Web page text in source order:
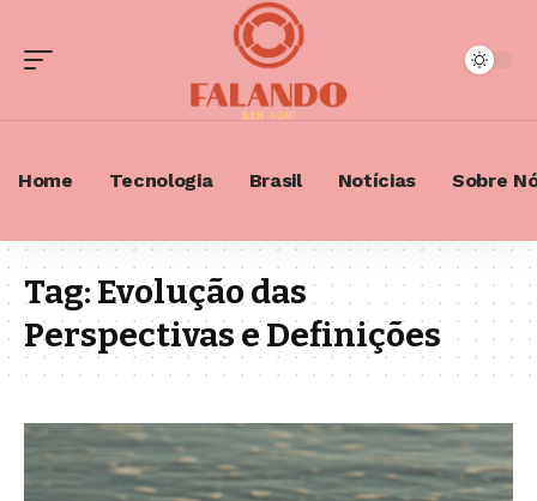
Home Tecnologia Brasil Notícias Sobre
Tag:Evolução das
Perspectivas e Definições